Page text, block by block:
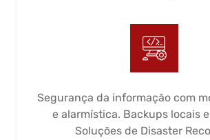
Segurança da informação com
e alarmística. Backups locais
Soluções de Disaster